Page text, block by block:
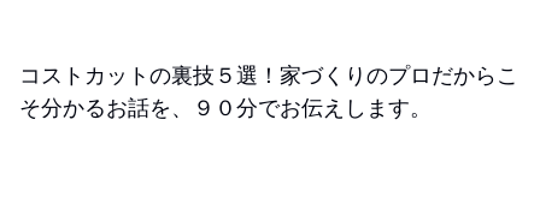
コストカットの裏技５選！家づくりのプロだからこ
そ分かるお話を、９０分でお伝えします。